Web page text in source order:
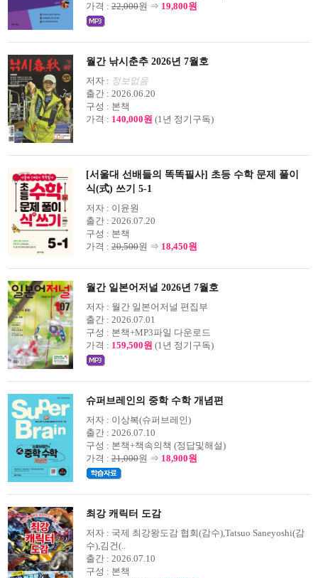
가격 : 22,000원 ⇒ 19,800원
월간 낚시춘추 2026년 7월호
저자 : 정보없음
출간 : 2026.06.20
구성 : 본책
가격 : 140,000원 (1년 정기구독)
[서울대 선배들의 똑똑필사] 초등 수학 문제 풀이
식(式) 쓰기 5-1
저자 : 이윤원
출간 : 2026.07.20
구성 : 본책
가격 : 20,500원 ⇒ 18,450원
월간 일본어저널 2026년 7월호
저자 : 월간 일본어저널 편집부
출간 : 2026.07.01
구성 : 본책+MP3파일 다운로드
가격 : 159,500원 (1년 정기구독)
슈퍼브레인의 중학 수학 개념편
저자 : 이상복(슈퍼브레인)
출간 : 2026.07.10
구성 : 본책+책속의책 (정답및해설)
가격 : 21,000원 ⇒ 18,900원
최강 캐릭터 도감
저자 : 국제 최강왕도감 협회(감수),Tatsuo Saneyoshi(감
수),김건(..
출간 : 2026.07.10
구성 : 본책